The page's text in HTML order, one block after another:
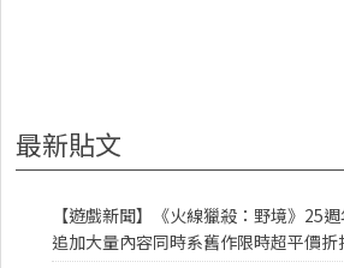
最新貼文
【遊戲新聞】《火線獵殺：野境》25
追加大量內容同時系舊作限時超平價折